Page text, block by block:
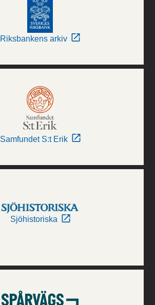
Riksbankens arkiv
Samfundet S:t Erik
Sjöhistoriska